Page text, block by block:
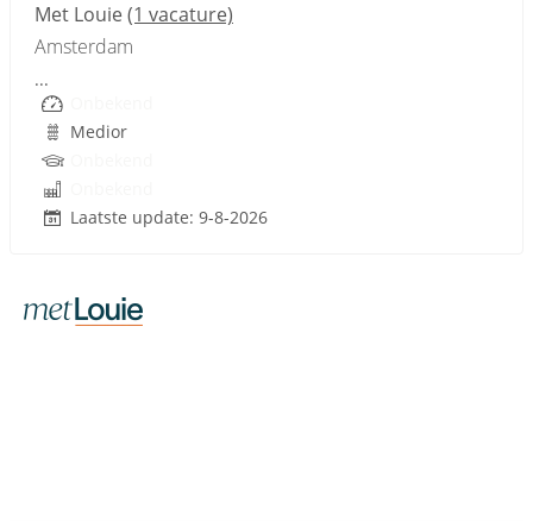
Met Louie(1 vacature)
Amsterdam
...
Medior
Laatste update: 9-8-2026